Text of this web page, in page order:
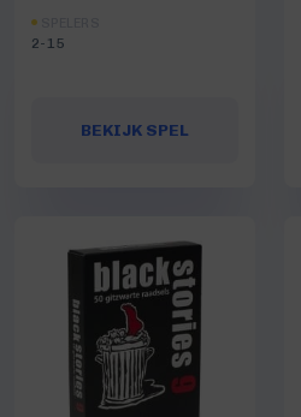
2-15
BEKIJK SPEL